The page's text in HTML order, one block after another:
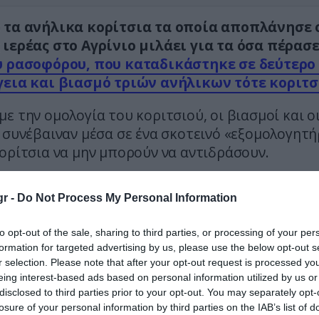
- Do Not Process My Personal Information
opt-out of the sale, sharing to third parties, or processing of your
for targeted advertising by us, please use the below opt-out
selection. Please note that after your opt-out request is processed
interest-based ads based on personal information utilized by us
to third parties prior to your opt-out. You may separately
of your personal information by third parties on the IAB’s list of
ανήλικα κορίτσια τα οποία αποπλάνησε
στο Αγρίνιο μιλάει για τα όσα
ρασοφόρου, που καταδικάστηκε σε
και βιασμό τριών ανήλικων τότε
την ομολογία του κοριτσιού, οι βιασμοί και
συνέβαιναν μέσα σε ένα σκοτεινό
να μην μπορούν να αντιδράσουν.
διάφορα φιλιά στο λαιμό και στο σβέρκο. Στη
της εξομολόγησης. Υπάρχει και ένα
σε όλη αυτή την ιστορία. Και ήταν αυτό το
προκειμένου να μπορεί να χειραγωγεί και
αποκαλύπτει η 30χρονη σήμερα Κωνσταντίνα.